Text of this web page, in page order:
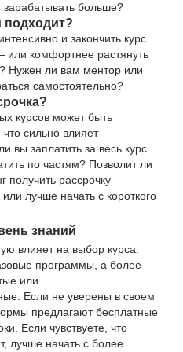
больше?
и закончить курс
или комфортнее растянуть
Нужен ли вам ментор или
самостоятельно?
курсов может быть
сильно влияет
вы заплатить за весь курс
по частям? Позволит ли
получить рассрочку
лучше начать с короткого
знаний
влияет на выбор курса.
программы, а более
или
Если не уверены в своем
предлагают бесплатные
Если чувствуете, что
лучше начать с более